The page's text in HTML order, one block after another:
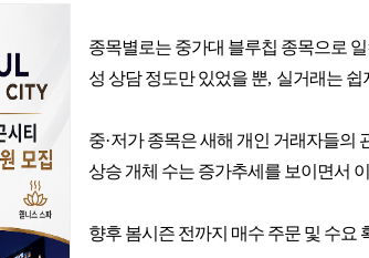
종목별로는 중가대 블루칩 종목으로
성 상담 정도만 있었을 뿐, 실거래는 쉽
중·저가 종목은 새해 개인 거래자들의
상승 개체 수는 증가추세를 보이면서
향후 봄시즌 전까지 매수 주문 및 수요